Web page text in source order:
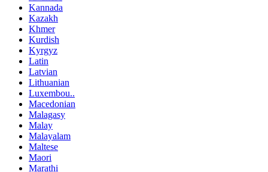
Kannada
Kazakh
Khmer
Kurdish
Kyrgyz
Latin
Latvian
Lithuanian
Luxembou..
Macedonian
Malagasy
Malay
Malayalam
Maltese
Maori
Marathi